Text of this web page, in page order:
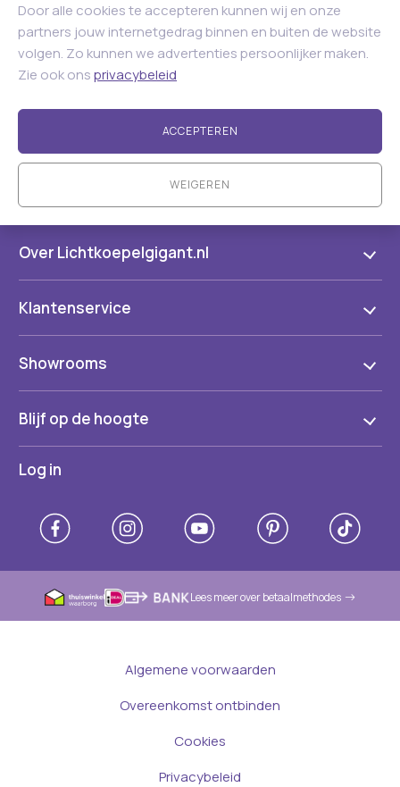
Door alle cookies te accepteren kunnen wij en onze
partners jouw internetgedrag binnen en buiten de website
volgen. Zo kunnen we advertenties persoonlijker maken.
Zie ook onsprivacybeleid
ACCEPTEREN
WEIGEREN
Over Lichtkoepelgigant.nl
Klantenservice
Showrooms
Blijf op de hoogte
Log in
Lees meer over betaalmethodes
Algemene voorwaarden
Overeenkomst ontbinden
Privacybeleid
Cookies